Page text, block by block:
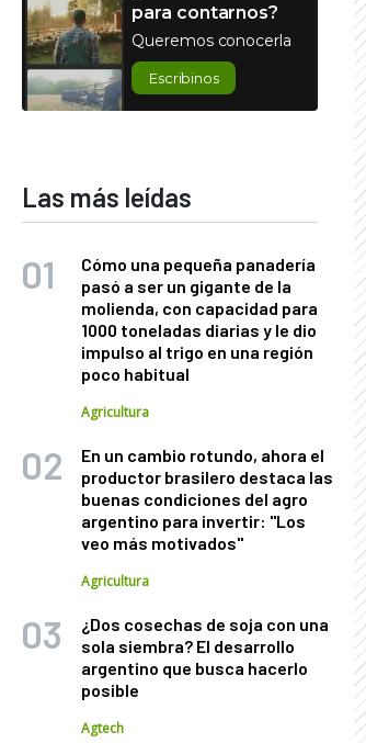
para contarnos?
Queremos conocerla
Escribinos
Las más leídas
Cómo una pequeña panadería
pasó a ser un gigante de la
molienda, con capacidad para
1000 toneladas diarias y le dio
impulso al trigo en una región
poco habitual
Agricultura
En un cambio rotundo, ahora el
productor brasilero destaca las
buenas condiciones del agro
argentino para invertir: "Los
veo más motivados"
Agricultura
¿Dos cosechas de soja con una
sola siembra? El desarrollo
argentino que busca hacerlo
posible
Agtech